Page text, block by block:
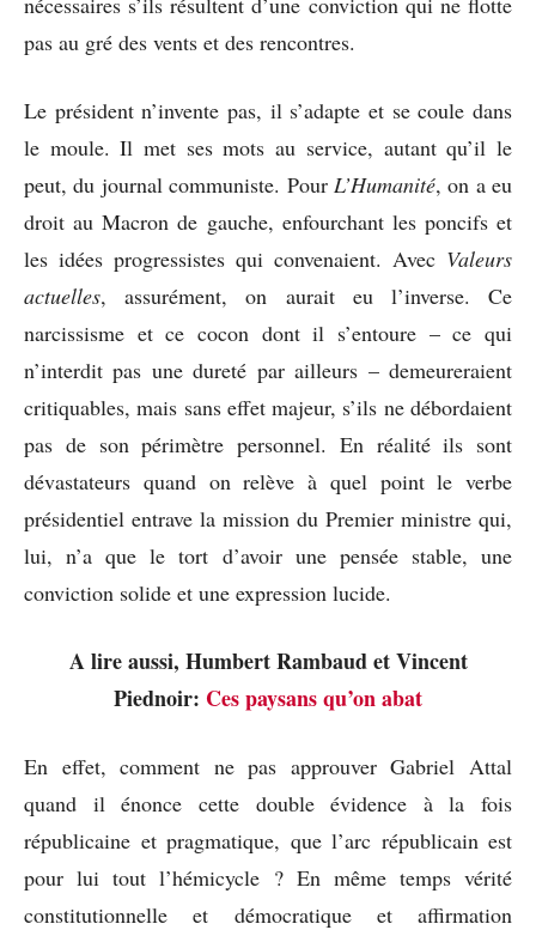
pas au gré des vents et des rencontres.
Le président n’invente pas, il s’adapte et se coule dans
le moule. Il met ses mots au service, autant qu’il le
peut, du journal communiste. Pour L’Humanité, on a eu
droit au Macron de gauche, enfourchant les poncifs et
les idées progressistes qui convenaient. Avec Valeurs
actuelles, assurément, on aurait eu l’inverse. Ce
narcissisme et ce cocon dont il s’entoure – ce qui
n’interdit pas une dureté par ailleurs – demeureraient
critiquables, mais sans effet majeur, s’ils ne débordaient
pas de son périmètre personnel. En réalité ils sont
dévastateurs quand on relève à quel point le verbe
présidentiel entrave la mission du Premier ministre qui,
lui, n’a que le tort d’avoir une pensée stable, une
conviction solide et une expression lucide.
A lire aussi, Humbert Rambaud et Vincent
Piednoir: Ces paysans qu’on abat
En effet, comment ne pas approuver Gabriel Attal
quand il énonce cette double évidence à la fois
républicaine et pragmatique, que l’arc républicain est
pour lui tout l’hémicycle ? En même temps vérité
constitutionnelle et démocratique et affirmation